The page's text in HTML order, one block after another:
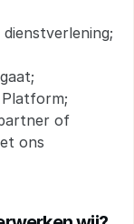
of
ons